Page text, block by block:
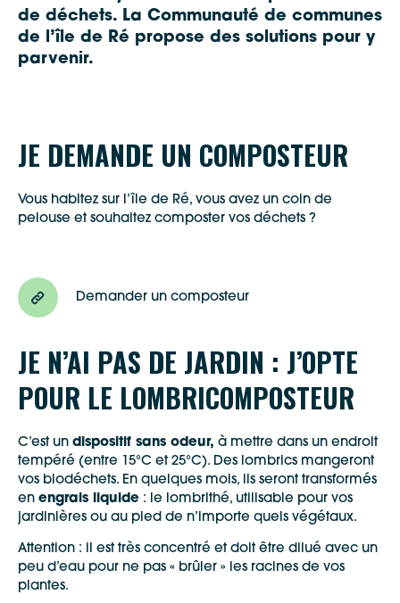
de déchets. La Communauté de communes
de l’île de Ré propose des solutions pour y
parvenir.
JE DEMANDE UN COMPOSTEUR
Vous habitez sur l’île de Ré, vous avez un coin de
pelouse et souhaitez composter vos déchets ?
Demander un composteur
JE N’AI PAS DE JARDIN : J’OPTE
POUR LE LOMBRICOMPOSTEUR
C’est un dispositif sans odeur, à mettre dans un endroit
tempéré (entre 15°C et 25°C). Des lombrics mangeront
vos biodéchets. En quelques mois, ils seront transformés
en engrais liquide : le lombrithé, utilisable pour vos
jardinières ou au pied de n’importe quels végétaux.
Attention : il est très concentré et doit être dilué avec un
peu d’eau pour ne pas « brûler » les racines de vos
plantes.